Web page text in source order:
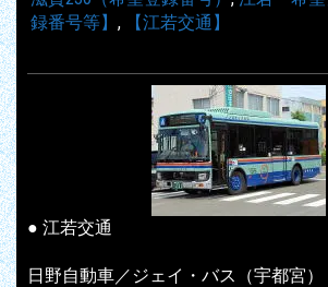
録番号等】 , 【江若交通】
● 江若交通
日野自動車／ジェイ・バス（宇都宮）